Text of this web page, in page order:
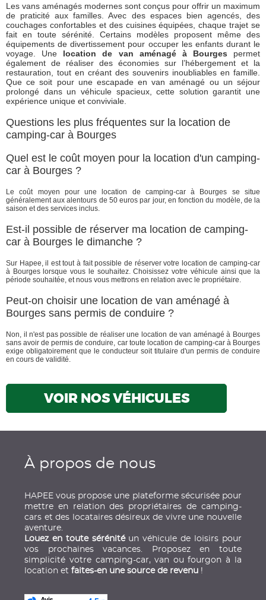
Les vans aménagés modernes sont conçus pour offrir un maximum
de praticité aux familles. Avec des espaces bien agencés, des
couchages confortables et des cuisines équipées, chaque trajet se
fait en toute sérénité. Certains modèles proposent même des
équipements de divertissement pour occuper les enfants durant le
voyage. Une location de van aménagé à Bourges permet
également de réaliser des économies sur l’hébergement et la
restauration, tout en créant des souvenirs inoubliables en famille.
Que ce soit pour une escapade en van aménagé ou un séjour
prolongé dans un véhicule spacieux, cette solution garantit une
expérience unique et conviviale.
Questions les plus fréquentes sur la location de
camping-car à Bourges
Quel est le coût moyen pour la location d'un camping-
car à Bourges ?
Le coût moyen pour une location de camping-car à Bourges se situe
généralement aux alentours de 50 euros par jour, en fonction du modèle, de la
saison et des services inclus.
Est-il possible de réserver ma location de camping-
car à Bourges le dimanche ?
Sur Hapee, il est tout à fait possible de réserver votre location de camping-car
à Bourges lorsque vous le souhaitez. Choisissez votre véhicule ainsi que la
période souhaitée, et nous vous mettrons en relation avec le propriétaire.
Peut-on choisir une location de van aménagé à
Bourges sans permis de conduire ?
Non, il n'est pas possible de réaliser une location de van aménagé à Bourges
sans avoir de permis de conduire, car toute location de camping-car à Bourges
exige obligatoirement que le conducteur soit titulaire d'un permis de conduire
en cours de validité.
VOIR NOS VÉHICULES
À propos de nous
HAPEE vous propose une plateforme sécurisée pour
mettre en relation des propriétaires de camping-
cars et des locataires désireux de vivre une nouvelle
aventure.
Louez en toute sérénitéun véhicule de loisirs pour
vos prochaines vacances. Proposez en toute
simplicité votre camping-car, van ou fourgon à la
location etfaites-en une source de revenu !